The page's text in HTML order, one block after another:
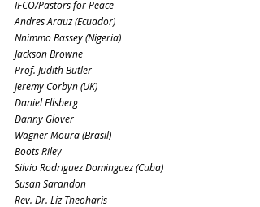
IFCO/Pastors for Peace
Andres Arauz (Ecuador)
Nnimmo Bassey (Nigeria)
Jackson Browne
Prof. Judith Butler
Jeremy Corbyn (UK)
Daniel Ellsberg
Danny Glover
Wagner Moura (Brasil)
Boots Riley
Silvio Rodriguez Dominguez (Cuba)
Susan Sarandon
Rev. Dr. Liz Theoharis